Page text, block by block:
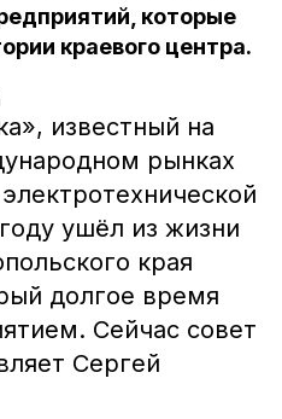
которые
краевого центра.
известный на
рынках
ушёл из жизни
края
долгое время
Сейчас совет
Сергей